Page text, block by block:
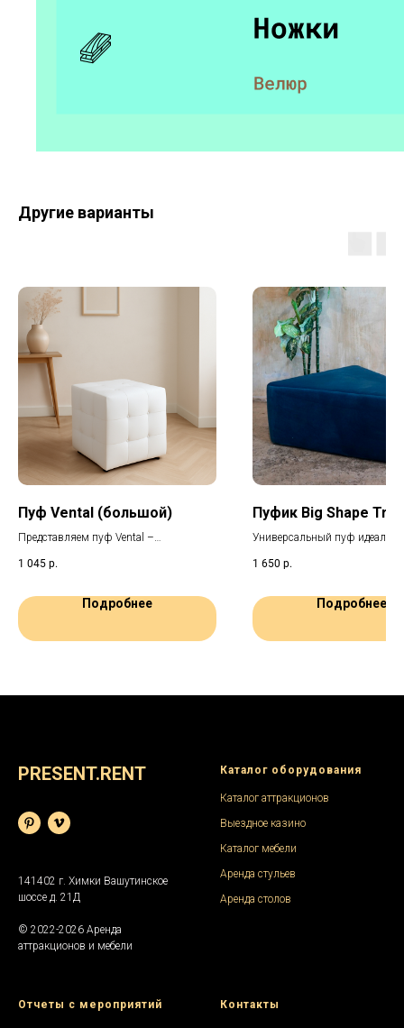
Другие варианты
Пуф Vental (большой)
Представляем пуф Vental –
для аренды. Его изящный
впишется в оформление любого
мероприятия.
1 045 р.
Подробнее
Пуфик Big Shape
Универсальный пуф идеален
мероприятиях. Пуф Shape
создавая уют для ваших
1 650 р.
Подробнее
PRESENT.RENT
141402 г. Химки Вашутинское
шоссе д. 21Д
© 2022-2026 Аренда
аттракционов и мебели
Каталог оборудования
Каталог аттракционов
Выездное казино
Каталог мебели
Аренда стульев
Аренда столов
Отчеты с мероприятий Контакты